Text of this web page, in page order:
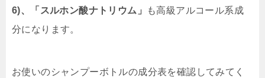
6)、「スルホン酸ナトリウム」
も高級アルコール系成
分になります。
お使いのシャンプーボトルの成分表を確認してみてく